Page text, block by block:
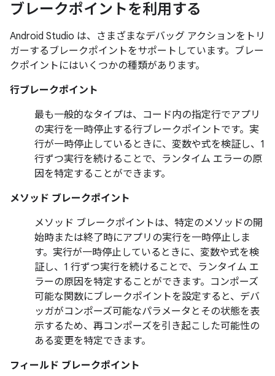
ブレークポイントを利用する
Android Studio は、さまざまなデバッグ アクションをトリ
ガーするブレークポイントをサポートしています。ブレー
クポイントにはいくつかの種類があります。
行ブレークポイント
最も一般的なタイプは、コード内の指定行でアプリ
の実行を一時停止する行ブレークポイントです。実
行が一時停止しているときに、変数や式を検証し、1
行ずつ実行を続けることで、ランタイム エラーの原
因を特定することができます。
メソッド ブレークポイント
メソッド ブレークポイントは、特定のメソッドの開
始時または終了時にアプリの実行を一時停止しま
す。実行が一時停止しているときに、変数や式を検
証し、1 行ずつ実行を続けることで、ランタイム エ
ラーの原因を特定することができます。コンポーズ
可能な関数にブレークポイントを設定すると、デバ
ッガがコンポーズ可能なパラメータとその状態を表
示するため、再コンポーズを引き起こした可能性の
ある変更を特定できます。
フィールド ブレークポイント